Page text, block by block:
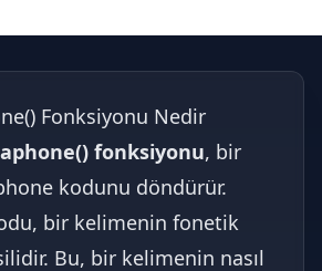
Fonksiyonu Nedir
fonksiyonu, bir
kodunu döndürür.
bir kelimenin fonetik
Bu, bir kelimenin nasıl